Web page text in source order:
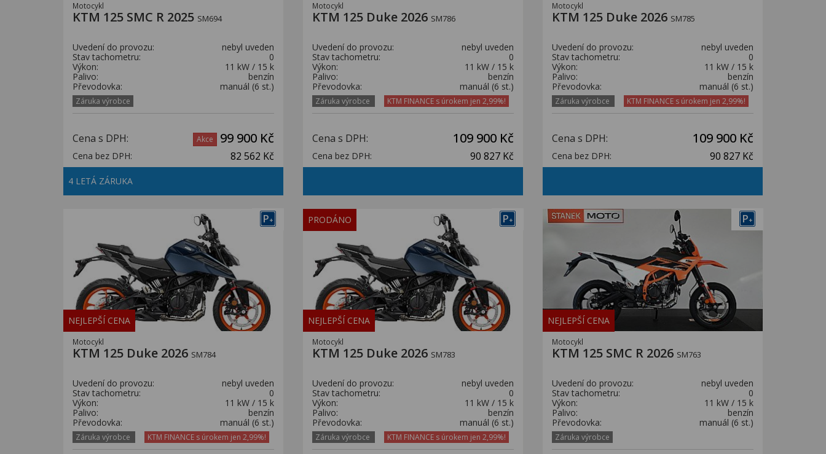
Motocykl
KTM 125 SMC R 2025 SM694
Uvedení do provozu:
nebyl uveden
Stav tachometru:
0
Výkon:
11 kW / 15 k
Palivo:
benzín
Převodovka:
manuál (6 st.)
Záruka výrobce
Cena s DPH: Akce 99 900 Kč
Cena bez DPH: 82 562 Kč
4 LETÁ ZÁRUKA
Motocykl
KTM 125 Duke 2026 SM786
Uvedení do provozu:
nebyl uveden
Stav tachometru:
0
Výkon:
11 kW / 15 k
Palivo:
benzín
Převodovka:
manuál (6 st.)
Záruka výrobce KTM FINANCE s úrokem jen 2,99%!
Cena s DPH: 109 900 Kč
Cena bez DPH: 90 827 Kč
Motocykl
KTM 125 Duke 2026 SM785
Uvedení do provozu:
nebyl uveden
Stav tachometru:
0
Výkon:
11 kW / 15 k
Palivo:
benzín
Převodovka:
manuál (6 st.)
Záruka výrobce KTM FINANCE s úrokem jen 2,99%!
Cena s DPH: 109 900 Kč
Cena bez DPH: 90 827 Kč
P+
NEJLEPŠÍ CENA
Motocykl
KTM 125 Duke 2026 SM784
Uvedení do provozu:
nebyl uveden
Stav tachometru:
0
Výkon:
11 kW / 15 k
Palivo:
benzín
Převodovka:
manuál (6 st.)
Záruka výrobce KTM FINANCE s úrokem jen 2,99%!
P+
PRODÁNO
NEJLEPŠÍ CENA
Motocykl
KTM 125 Duke 2026 SM783
Uvedení do provozu:
nebyl uveden
Stav tachometru:
0
Výkon:
11 kW / 15 k
Palivo:
benzín
Převodovka:
manuál (6 st.)
Záruka výrobce KTM FINANCE s úrokem jen 2,99%!
P+
NEJLEPŠÍ CENA
Motocykl
KTM 125 SMC R 2026 SM763
Uvedení do provozu:
nebyl uveden
Stav tachometru:
0
Výkon:
11 kW / 15 k
Palivo:
benzín
Převodovka:
manuál (6 st.)
Záruka výrobce